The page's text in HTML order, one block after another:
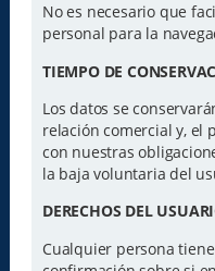
No es necesario que
personal para la
TIEMPO DE
Los datos se
relación comercial y, el
con nuestras
la baja voluntaria del
DERECHOS DEL
Cualquier persona